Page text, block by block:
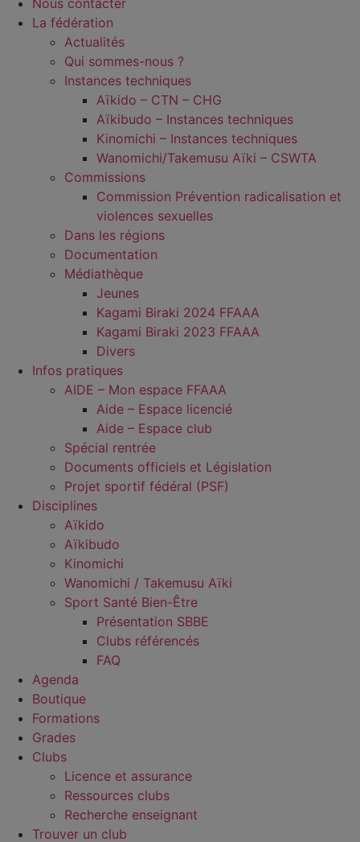
Nous contacter
La fédération
Actualités
Qui sommes-nous ?
Instances techniques
Aïkido – CTN – CHG
Aïkibudo – Instances techniques
Kinomichi – Instances techniques
Wanomichi/Takemusu Aïki – CSWTA
Commissions
Commission Prévention radicalisation et
violences sexuelles
Dans les régions
Documentation
Médiathèque
Jeunes
Kagami Biraki 2024 FFAAA
Kagami Biraki 2023 FFAAA
Divers
Infos pratiques
AIDE – Mon espace FFAAA
Aide – Espace licencié
Aide – Espace club
Spécial rentrée
Documents officiels et Législation
Projet sportif fédéral (PSF)
Disciplines
Aïkido
Aïkibudo
Kinomichi
Wanomichi / Takemusu Aïki
Sport Santé Bien-Être
Présentation SBBE
Clubs référencés
FAQ
Agenda
Boutique
Formations
Grades
Clubs
Licence et assurance
Ressources clubs
Recherche enseignant
Trouver un club